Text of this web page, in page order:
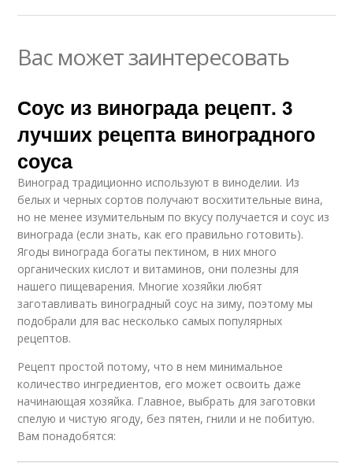
Вас может заинтересовать
Соус из винограда рецепт. 3
лучших рецепта виноградного
соуса
Виноград традиционно используют в виноделии. Из
белых и черных сортов получают восхитительные вина,
но не менее изумительным по вкусу получается и соус из
винограда (если знать, как его правильно готовить).
Ягоды винограда богаты пектином, в них много
органических кислот и витаминов, они полезны для
нашего пищеварения. Многие хозяйки любят
заготавливать виноградный соус на зиму, поэтому мы
подобрали для вас несколько самых популярных
рецептов.
Рецепт простой потому, что в нем минимальное
количество ингредиентов, его может освоить даже
начинающая хозяйка. Главное, выбрать для заготовки
спелую и чистую ягоду, без пятен, гнили и не побитую.
Вам понадобятся: